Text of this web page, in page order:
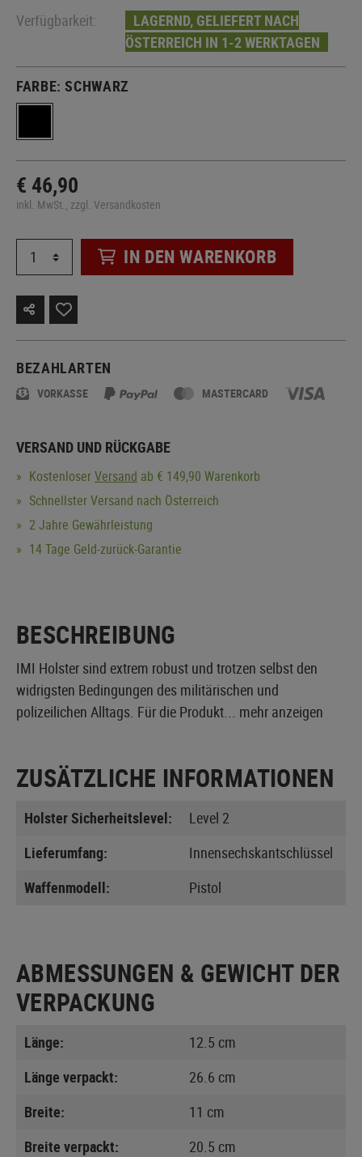
Verfügbarkeit:
LAGERND, GELIEFERT NACH
ÖSTERREICH IN 1-2 WERKTAGEN
FARBE:SCHWARZ
€ 46,90
inkl. MwSt., zzgl. Versandkosten
IN DEN WARENKORB
BEZAHLARTEN
VORKASSE MASTERCARD
VERSAND UND RÜCKGABE
KostenloserVersand ab € 149,90 Warenkorb
Schnellster Versand nach Österreich
2 Jahre Gewährleistung
14 Tage Geld-zurück-Garantie
BESCHREIBUNG
IMI Holster sind extrem robust und trotzen selbst den
widrigsten Bedingungen des militärischen und
polizeilichen Alltags. Für die Produkt... mehr anzeigen
ZUSÄTZLICHE INFORMATIONEN
Holster Sicherheitslevel:
Level 2
Lieferumfang:
Innensechskantschlüssel
Waffenmodell:
Pistol
ABMESSUNGEN & GEWICHT DER
VERPACKUNG
Länge:
12.5 cm
Länge verpackt:
26.6 cm
Breite:
11 cm
Breite verpackt:
20.5 cm